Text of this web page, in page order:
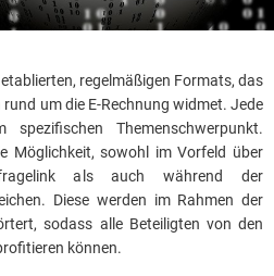
regelmäßigen Formats, das
um die E-Rechnung widmet. Jede
Themenschwerpunkt.
Möglichkeit, sowohl im Vorfeld über
als auch während der
Diese werden im Rahmen der
sodass alle Beteiligten von den
können.